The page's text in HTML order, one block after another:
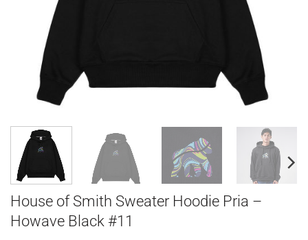
House of Smith Sweater Hoodie Pria –
Howave Black #11